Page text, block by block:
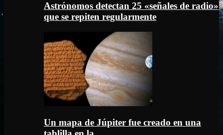
Astrónomos detectan 25 «señales de radio»
que se repiten regularmente
Un mapa de Júpiter fue creado en una